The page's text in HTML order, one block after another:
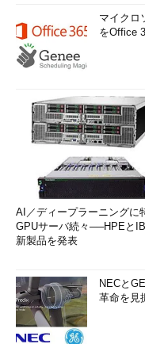
マイクロ
をOffice
AI／ディープラーニングに
GPUサーバ続々──HPEと
新製品を発表
NECと
革命を見